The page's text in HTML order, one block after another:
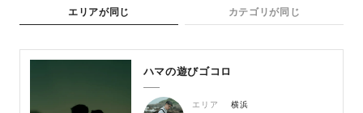
エリアが同じ カテゴリが同じ
ハマの遊びゴコロ
エリア
横浜